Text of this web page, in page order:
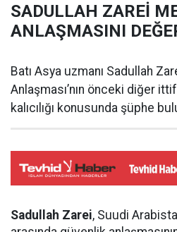
SADULLAH ZAREİ
ANLAŞMASINI
Batı Asya uzmanı Sadullah
Anlaşması’nın önceki diğer
kalıcılığı konusunda şüphe
Sadullah Zarei, Suudi